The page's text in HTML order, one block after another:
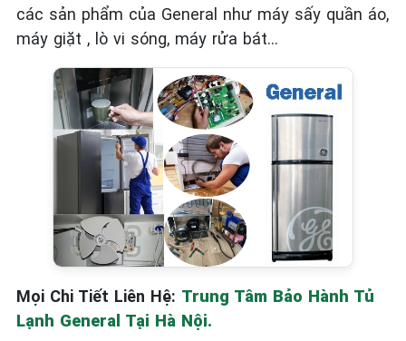
các sản phẩm của General như máy sấy quần áo,
máy giặt , lò vi sóng, máy rửa bát…
Mọi Chi Tiết Liên Hệ: Trung Tâm Bảo Hành Tủ
Lạnh General Tại Hà Nội.